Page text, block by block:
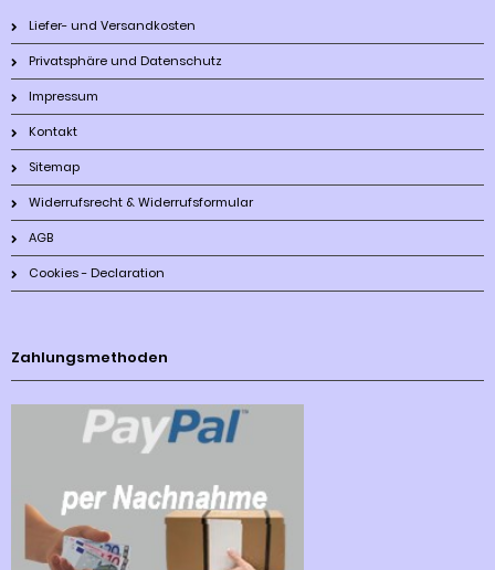
Liefer- und Versandkosten
Privatsphäre und Datenschutz
Impressum
Kontakt
Sitemap
Widerrufsrecht & Widerrufsformular
AGB
Cookies - Declaration
Zahlungsmethoden